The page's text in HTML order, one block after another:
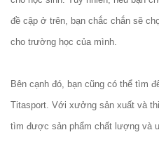
đề cập ở trên, bạn chắc chắn sẽ
cho trường học của mình.
Bên cạnh đó, bạn cũng có thể tìm
Titasport. Với xưởng sản xuất và
tìm được sản phẩm chất lượng và